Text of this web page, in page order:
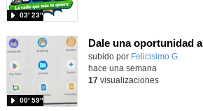
03′ 23″
Contenido educativo.
subido por Felicisimo G.
00′ 59″
hace una semana
17visualizaciones